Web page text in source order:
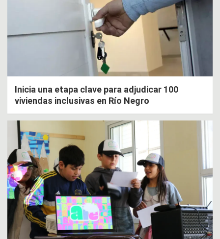
Inicia una etapa clave para adjudicar 100
viviendas inclusivas en Río Negro